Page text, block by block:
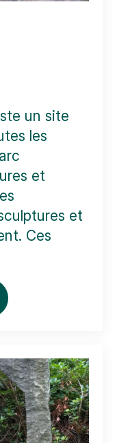
un site
les
et
et
Ces